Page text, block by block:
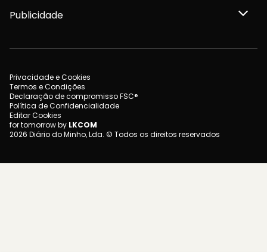
Publicidade
Privacidade e Cookies
Termos e Condições
Declaração de compromisso FSC®
Política de Confidencialidade
Editar Cookies
for tomorrow by LKCOM
2026 Diário do Minho, Lda. © Todos os direitos reservados